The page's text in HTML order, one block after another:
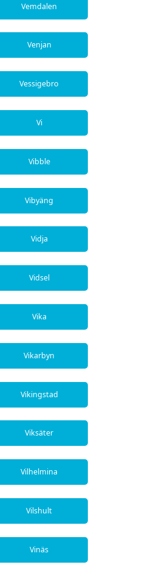
Vemdalen
Venjan
Vessigebro
Vi
Vibble
Vibyäng
Vidja
Vidsel
Vika
Vikarbyn
Vikingstad
Viksäter
Vilhelmina
Vilshult
Vinäs